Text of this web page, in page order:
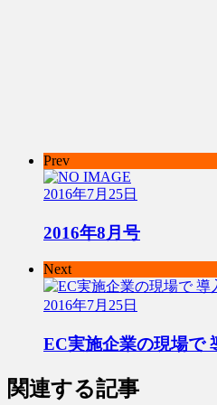
Prev
2016年7月25日
2016年8月号
Next
2016年7月25日
EC実施企業の現場
関連する記事